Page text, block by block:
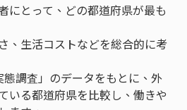
にとって、どの都道府県が最も
、生活コストなどを総合的に考
態調査」のデータをもとに、外
いる都道府県を比較し、働きや